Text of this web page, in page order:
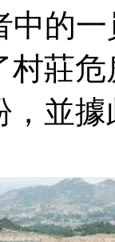
中的
村莊
，並